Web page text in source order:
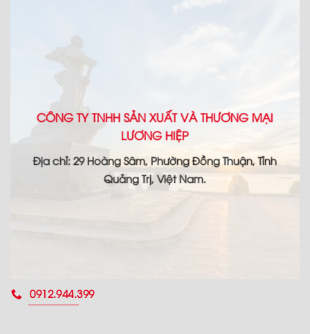
CÔNG TY TNHH SẢN XUẤT VÀ THƯƠNG MẠI
LƯƠNG HIỆP
Địa chỉ: 29 Hoàng Sâm, Phường Đồng Thuận, Tỉnh
Quảng Trị, Việt Nam.
0912.944.399